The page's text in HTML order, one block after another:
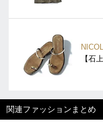
【石
関連ファッションまとめ